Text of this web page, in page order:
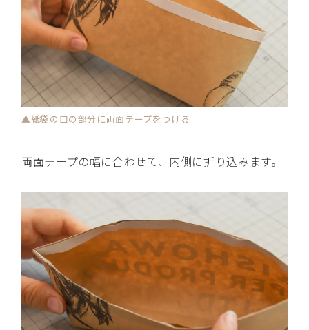
▲紙袋の口の部分に両面テープをつける
両面テープの幅に合わせて、内側に折り込みます。